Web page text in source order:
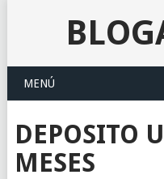
MENÚ
DEPOSITO
MESES